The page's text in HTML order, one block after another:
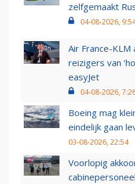
zelfgemaakt
04-08-2026,
Air France-
reizigers van
easyJet
04-08-2026,
Boeing mag
eindelijk gaan
03-08-2026, 22:54
Voorlopig